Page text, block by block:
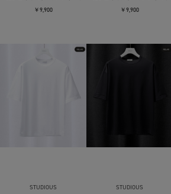
￥9,900
￥9,900
STUDIOUS
STUDIOUS